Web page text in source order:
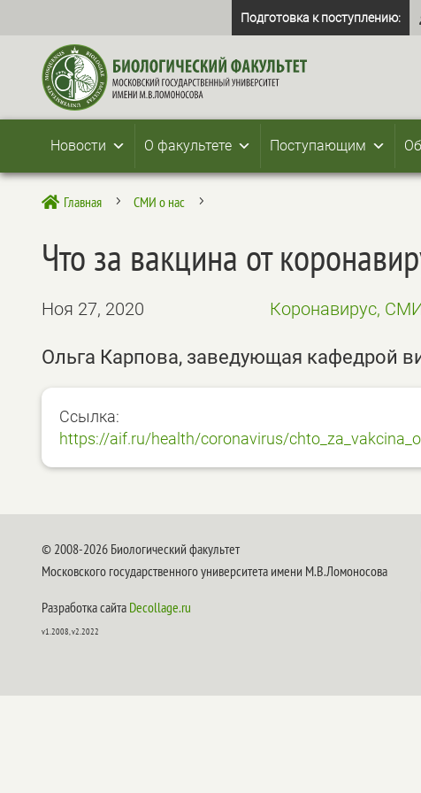
Подготовка к поступлению:
Новости О факультете Поступающим
 Главная 5 СМИ о нас 5
Что за вакцина от
Ноя 27, 2020 Коронавирус,
Ольга Карпова, заведующая кафедрой
Ссылка:
https://aif.ru/health/coronavirus/
© 2008-2026 Биологический факультет
Московского государственного университета имени М.В.Ломоносова
Разработка сайта Decollage.ru
v1.2008, v2.2022